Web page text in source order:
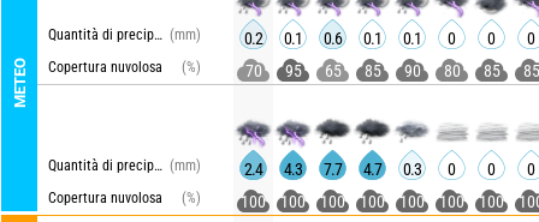
METEO
Quantità di precipitazioni (mm)
Copertura nuvolosa
(%)
Quantità di precipitazioni (mm)
Copertura nuvolosa
(%)
0.2 0.1 0.6 0.1 0.1 0 0
0
70
95 65 85 90 80 85 85
2.4 4.3 7.7 4.7 0.3 0 0
0
100
100 100 100 100 100 100